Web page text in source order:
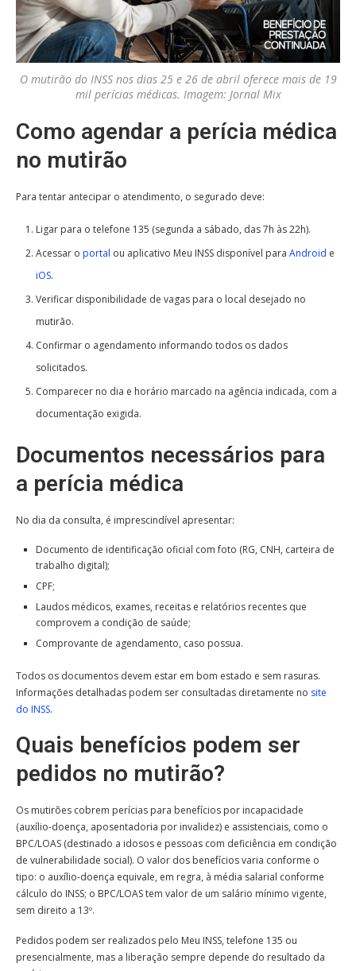
O mutirão do INSS nos dias 25 e 26 de abril oferece mais de 19
mil perícias médicas. Imagem: Jornal Mix
Como agendar a perícia médica
no mutirão
Para tentar antecipar o atendimento, o segurado deve:
Ligar para o telefone 135 (segunda a sábado, das 7h às 22h).
Acessar o portal ou aplicativo Meu INSS disponível para Android e
iOS.
Verificar disponibilidade de vagas para o local desejado no
mutirão.
Confirmar o agendamento informando todos os dados
solicitados.
Comparecer no dia e horário marcado na agência indicada, com a
documentação exigida.
Documentos necessários para
a perícia médica
No dia da consulta, é imprescindível apresentar:
Documento de identificação oficial com foto (RG, CNH, carteira de
trabalho digital);
CPF;
Laudos médicos, exames, receitas e relatórios recentes que
comprovem a condição de saúde;
Comprovante de agendamento, caso possua.
Todos os documentos devem estar em bom estado e sem rasuras.
Informações detalhadas podem ser consultadas diretamente no site
do INSS.
Quais benefícios podem ser
pedidos no mutirão?
Os mutirões cobrem perícias para benefícios por incapacidade
(auxílio-doença, aposentadoria por invalidez) e assistenciais, como o
BPC/LOAS (destinado a idosos e pessoas com deficiência em condição
de vulnerabilidade social). O valor dos benefícios varia conforme o
tipo: o auxílio-doença equivale, em regra, à média salarial conforme
cálculo do INSS; o BPC/LOAS tem valor de um salário mínimo vigente,
sem direito a 13º.
Pedidos podem ser realizados pelo Meu INSS, telefone 135 ou
presencialmente, mas a liberação sempre depende do resultado da